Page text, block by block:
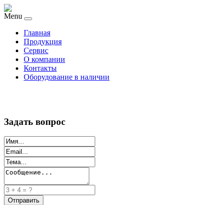
Menu
Главная
Продукция
Сервис
О компании
Контакты
Оборудование в наличии
Задать вопрос